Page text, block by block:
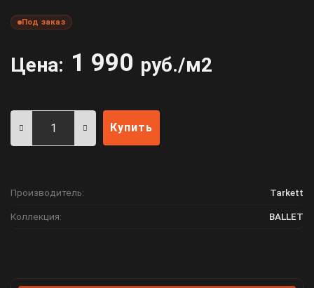
Под заказ
Цена: 1 990 руб./м2
Купить
Производитель: Tarkett
Коллекция: BALLET